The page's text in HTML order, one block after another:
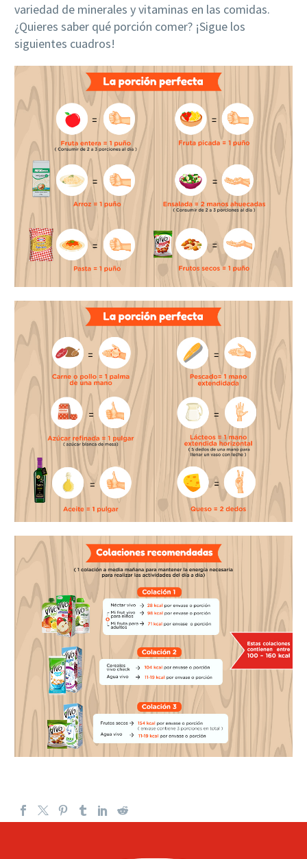
variedad de minerales y vitaminas en las comidas.
¿Quieres saber qué porción comer? ¡Sigue los
siguientes cuadros!